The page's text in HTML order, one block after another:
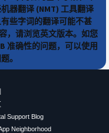
器翻译 (NMT) 工具翻译
些字词的翻译可能不甚
，请浏览英文版本。如您
准确性的问题，可以使用
。
Support Blog
Neighborhood